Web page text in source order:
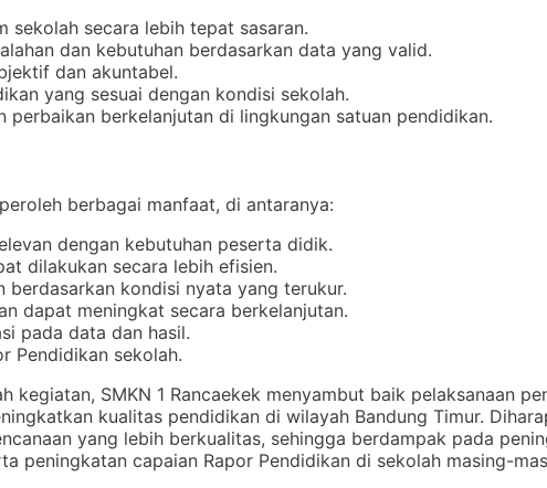
sekolah secara lebih tepat sasaran.
dan kebutuhan berdasarkan data yang valid.
dan akuntabel.
yang sesuai dengan kondisi sekolah.
berkelanjutan di lingkungan satuan pendidikan.
berbagai manfaat, di antaranya:
dengan kebutuhan peserta didik.
dilakukan secara lebih efisien.
kondisi nyata yang terukur.
dapat meningkat secara berkelanjutan.
pada data dan hasil.
Pendidikan sekolah.
kegiatan, SMKN 1 Rancaekek menyambut baik pelaksanaan
kualitas pendidikan di wilayah Bandung Timur.
yang lebih berkualitas, sehingga berdampak pada
peningkatan capaian Rapor Pendidikan di sekolah masing-